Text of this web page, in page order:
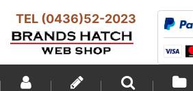
TEL (0436)52-2023